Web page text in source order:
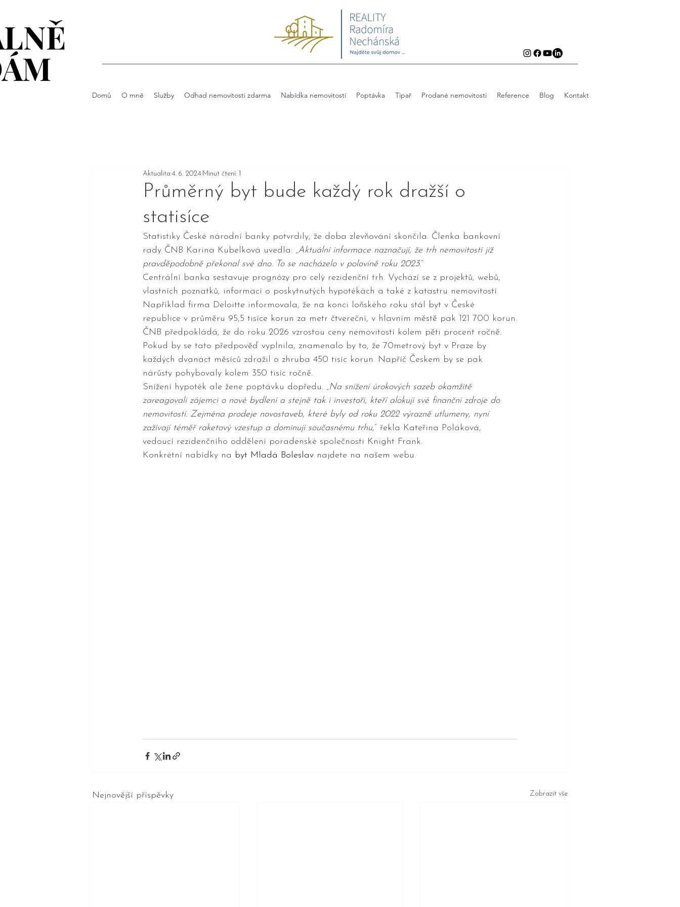
Domů O mně Služby Odhad nemovitosti zdarma Nabídka nemovitostí Poptávka Tipař Prodané nemovitosti Reference Blog Kontakt
Průměrný byt bude každý rok dražší o
statisíce
Aktualita 4. 6. 2024 Minut čtení: 1
Statistiky České národní banky potvrdily, že doba zlevňování skončila. Členka bankovní
rady ČNB Karina Kubelková uvedla: „Aktuální informace naznačují, že trh nemovitostí již
pravděpodobně překonal své dno. To se nacházelo v polovině roku 2023.“
Centrální banka sestavuje prognózy pro celý rezidenční trh. Vychází se z projektů, webů,
vlastních poznatků, informací o poskytnutých hypotékách a také z katastru nemovitostí.
Například firma Deloitte informovala, že na konci loňského roku stál byt v České
republice v průměru 95,5 tisíce korun za metr čtvereční, v hlavním městě pak 121 700 korun.
ČNB předpokládá, že do roku 2026 vzrostou ceny nemovitostí kolem pěti procent ročně.
Pokud by se tato předpověď vyplnila, znamenalo by to, že 70metrový byt v Praze by
každých dvanáct měsíců zdražil o zhruba 450 tisíc korun. Napříč Českem by se pak
nárůsty pohybovaly kolem 350 tisíc ročně.
Snížení hypoték ale žene poptávku dopředu. „Na snížení úrokových sazeb okamžitě
zareagovali zájemci o nové bydlení a stejně tak i investoři, kteří alokují své finanční zdroje do
nemovitostí. Zejména prodeje novostaveb, které byly od roku 2022 výrazně utlumeny, nyní
zažívají téměř raketový vzestup a dominují současnému trhu,“ řekla Kateřina Poláková,
vedoucí rezidenčního oddělení poradenské společnosti Knight Frank.
Konkrétní nabídky na byt Mladá Boleslav najdete na našem webu.
Nejnovější příspěvky Zobrazit vše